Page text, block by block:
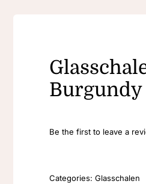
Burgundy
Be the first to leave a
Categories:Glasschalen